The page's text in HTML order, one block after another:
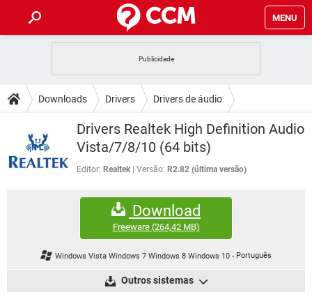
MENU
CELULAR FACEBOOK
EXCEL
INSTAGRAM GMAIL
GUIA DE COMPRAS
DICAS
JOGOS
CELULAR FACEBOOK
OUTLOOK
JOGOS WHATSAPP
FACEBOOK
EXCEL
GMAIL
FÓRUM
FACEBOOK
EXCEL
INSTAGRAM GMAIL
WHATSAPP
Downloads Drivers Drivers de áudio
Drivers Realtek High Definition Audio
Vista/7/8/10 (64 bits)
Editor: Realtek Versão: R2.82 (última versão)
Download
Freeware(264,42 MB)
Windows Vista Windows 7 Windows 8 Windows 10 - Português
Outros sistemas